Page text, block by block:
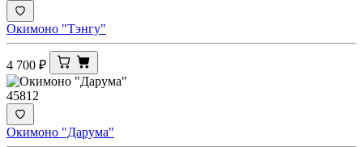
Окимоно "Тэнгу"
4 700 ₽
45812
Окимоно "Дарума"